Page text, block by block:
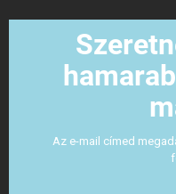
Az e-mail címed